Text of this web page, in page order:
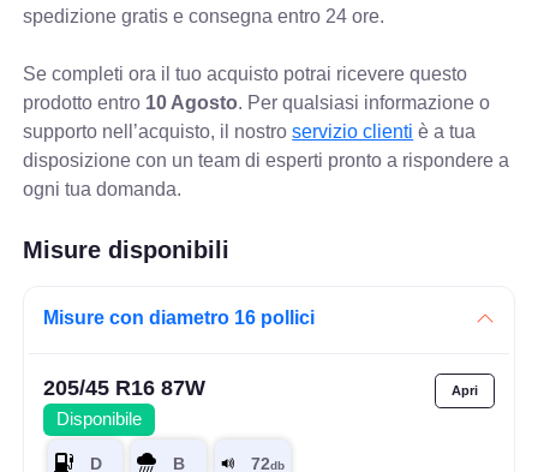
spedizione gratis e consegna entro 24 ore.
Se completi ora il tuo acquisto potrai ricevere questo
prodotto entro 10 Agosto. Per qualsiasi informazione o
supporto nell’acquisto, il nostroservizio clienti è a tua
disposizione con un team di esperti pronto a rispondere a
ogni tua domanda.
Misure disponibili
Misure con diametro 16 pollici
205/45 R16 87W
Disponibile